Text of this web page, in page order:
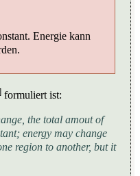
Energie kann
formuliert ist:
the total amout of
energy may change
region to another, but it